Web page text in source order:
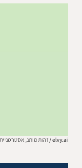
elvy.ai / זהות מותג,